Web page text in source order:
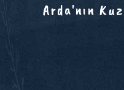
Arda'nın